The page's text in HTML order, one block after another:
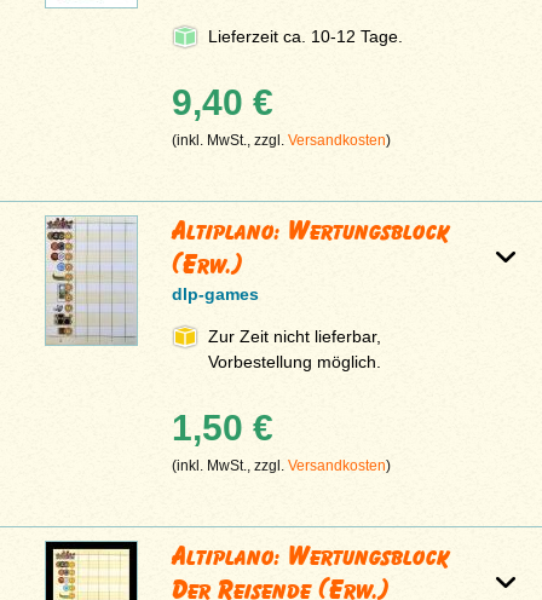
Lieferzeit ca. 10-12 Tage.
9,40 €
(inkl. MwSt., zzgl.Versandkosten)
Altiplano: Wertungsblock
(Erw.)
dlp-games
Zur Zeit nicht lieferbar,
Vorbestellung möglich.
1,50 €
(inkl. MwSt., zzgl.Versandkosten)
Altiplano: Wertungsblock
Der Reisende (Erw.)